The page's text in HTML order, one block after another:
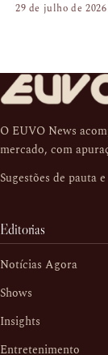
29 de julho de 2026
O EUVO News
mercado, com
Sugestões de pauta
Editorias
Notícias Agora
Shows
Insights
Entretenimento